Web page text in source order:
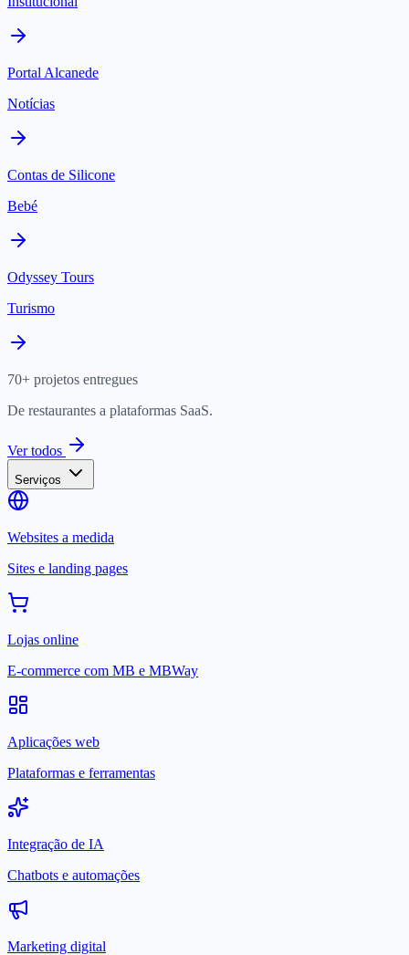
Portal Alcanede
Notícias
Contas de Silicone
Bebé
Odyssey Tours
Turismo
70+ projetos entregues
De restaurantes a plataformas SaaS.
Ver todos
Serviços
Websites a medida
Sites e landing pages
Lojas online
E-commerce com MB e MBWay
Aplicações web
Plataformas e ferramentas
Integração de IA
Chatbots e automações
Marketing digital